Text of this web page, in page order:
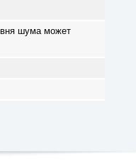
шума может